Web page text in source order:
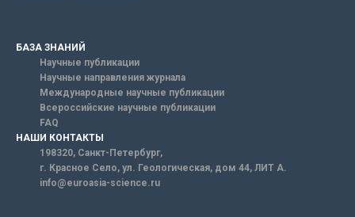
БАЗА ЗНАНИЙ
Научные публикации
Научные направления журнала
Международные научные публикации
Всероссийские научные публикации
FAQ
НАШИ КОНТАКТЫ
198320, Санкт-Петербург,
г. Красное Село, ул. Геологическая, дом 44, ЛИТ А.
info@euroasia-science.ru